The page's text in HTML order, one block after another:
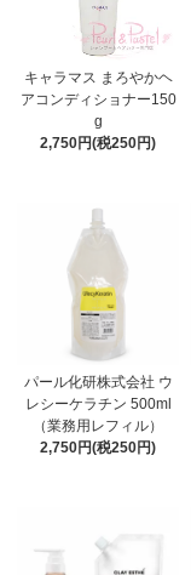
キャラマス まろやかヘ
アコンディショナー150
g
2,750円(税250円)
パール化研株式会社 ウ
レシーケラチン 500ml
（業務用レフィル）
2,750円(税250円)